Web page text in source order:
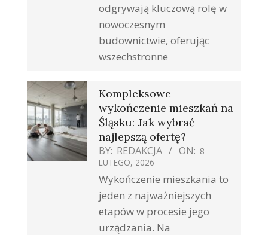
odgrywają kluczową rolę w
nowoczesnym
budownictwie, oferując
wszechstronne
Kompleksowe
wykończenie mieszkań na
Śląsku: Jak wybrać
najlepszą ofertę?
BY: REDAKCJA ON: 8
LUTEGO, 2026
Wykończenie mieszkania to
jeden z najważniejszych
etapów w procesie jego
urządzania. Na